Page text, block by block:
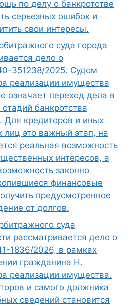
по делу о банкротстве
серьезных ошибок и
свои интересы.
суда города
дело о
351238/2025. Судом
реализации имущества
означает переход дела в
банкротства
Для кредиторов и иных
лиц это важный этап, на
реальная возможность
интересов, а
законно
финансовые
предусмотренное
от долгов.
суда
рассматривается дело о
1836/2026, в рамках
гражданина Н.
реализации имущества.
и самого должника
сведений становится